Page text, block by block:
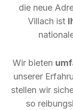
die neue
Villach ist
Wir bieten
unserer
stellen wir
so